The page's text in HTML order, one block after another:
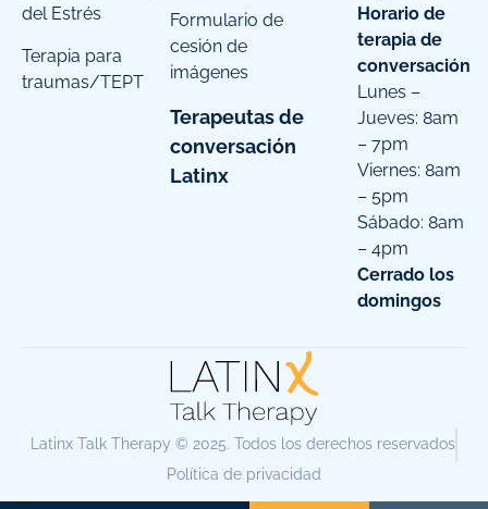
del Estrés
Terapia para
traumas/TEPT
Formulario de
cesión de
imágenes
Terapeutas de
conversación
Latinx
Horario de
terapia de
conversación
Lunes –
Jueves: 8am
– 7pm
Viernes: 8am
– 5pm
Sábado: 8am
– 4pm
Cerrado los
domingos
Latinx Talk Therapy © 2025. Todos los derechos reservados
Política de privacidad